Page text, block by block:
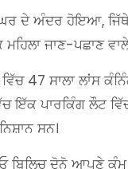
ਦੇ ਅੰਦਰ ਹੋਇਆ,
ਜਾਣ-ਪਛਾਣ
47 ਸਾਲਾ ਲਾਂਸ
ਇੱਕ ਪਾਰਕਿੰਗ ਲੌਟ
ਸਨ।
ਬਿਲਿਚ ਦੋਨੋ ਆਪਣੇ